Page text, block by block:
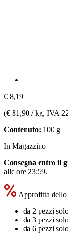
€ 8,19
(€ 81,90 / kg, IVA
Contenuto: 100 g
In Magazzino
Consegna entro il
alle ore 23:59.
Approfitta dello
da 2 pezzi solo
da 3 pezzi solo
da 6 pezzi solo